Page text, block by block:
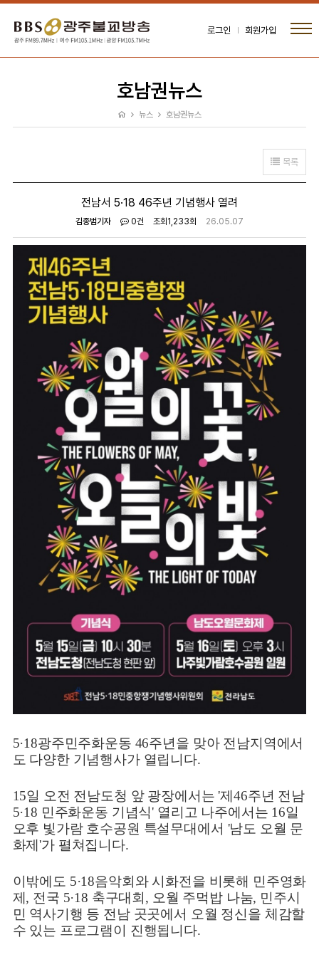
로그인 회원가입
호남권뉴스
뉴스 호남권뉴스
목록
전남서 5·18 46주년 기념행사 열려
김종범기자 0건 조회1,233회 26.05.07
5·18광주민주화운동 46주년을 맞아 전남지역에서
도 다양한 기념행사가 열립니다.
15일 오전 전남도청 앞 광장에서는 '제46주년 전남
5·18 민주화운동 기념식' 열리고 나주에서는 16일
오후 빛가람 호수공원 특설무대에서 '남도 오월 문
화제'가 펼쳐집니다.
이밖에도 5·18음악회와 시화전을 비롯해 민주영화
제, 전국 5·18 축구대회, 오월 주먹밥 나눔, 민주시
민 역사기행 등 전남 곳곳에서 오월 정신을 체감할
수 있는 프로그램이 진행됩니다.